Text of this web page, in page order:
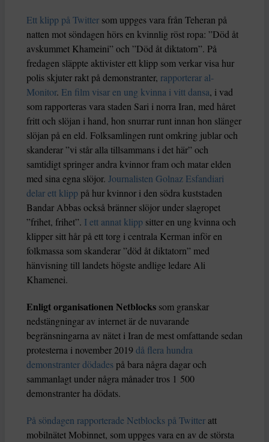
Ett klipp på Twitter som uppges vara från Teheran på
natten mot söndagen hörs en kvinnlig röst ropa: ”Död åt
avskummet Khameini” och ”Död åt diktatorn”. På
fredagen släppte aktivister ett klipp som verkar visa hur
polis skjuter rakt på demonstranter, rapporterar al-
Monitor. En film visar en ung kvinna i vitt dansa, i vad
som rapporteras vara staden Sari i norra Iran, med håret
fritt och slöjan i hand, hon snurrar runt innan hon slänger
slöjan på en eld. Folksamlingen runt omkring jublar och
skanderar ”vi står alla tillsammans i det här” och
samtidigt springer andra kvinnor fram och matar elden
med sina egna slöjor. Journalisten Golnaz Esfandiari
delar ett klipppå hur kvinnor i den södra kuststaden
Bandar Abbas också bränner slöjor under slagropet
”frihet, frihet”. I ett annat klipp sitter en ung kvinna och
klipper sitt hår på ett torg i centrala Kerman inför en
folkmassa som skanderar ”död åt diktatorn” med
hänvisning till landets högste andlige ledare Ali
Khamenei.
Enligt organisationen Netblocks som granskar
nedstängningar av internet är de nuvarande
begränsningarna av nätet i Iran de mest omfattande sedan
protesterna i november 2019då flera hundra
demonstranter dödadespå bara några dagar och
sammanlagt under några månader tros 1 500
demonstranter ha dödats.
På söndagen rapporterade Netblocks på Twitteratt
mobilnätet Mobinnet, som uppges vara en av de största